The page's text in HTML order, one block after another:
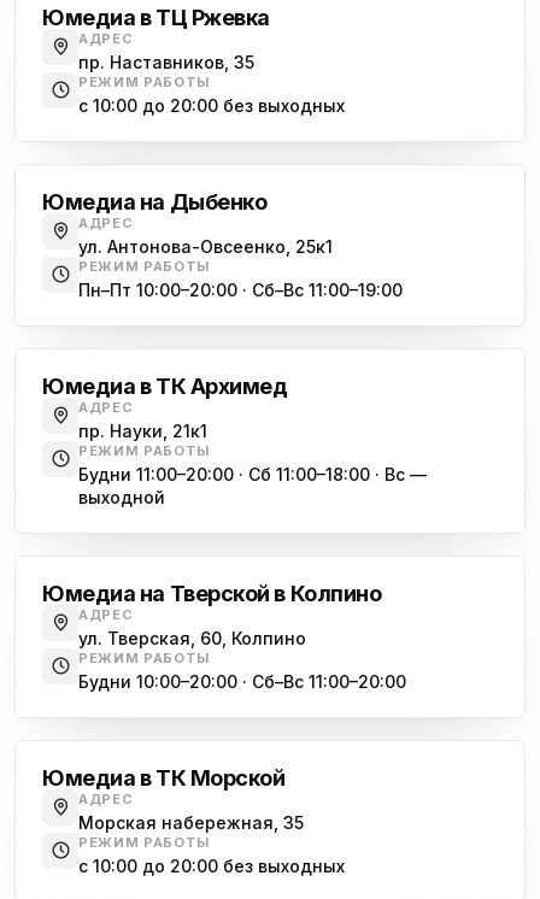
ю
Юмедиа в ТК Юго-Запад
пр. Маршала Жукова, 35-1
Юмедиа на Космонавтов
пр. Космонавтов, 38к4
ю ул. Белы Куна, 24к1
ю
Юмедиа в Купчино
ул. Будапештская, 87-3
Юмедиа Сервис в Колпино
ю
Юмедиа во Всеволожске
пр. Христиновский 28, Всеволожск
Юмедиа в ТЦ Ржевка
АДРЕС
пр. Наставников, 35
РЕЖИМ РАБОТЫ
с 10:00 до 20:00 без выходных
Юмедиа на Дыбенко
АДРЕС
ул. Антонова-Овсеенко, 25к1
РЕЖИМ РАБОТЫ
Пн–Пт 10:00–20:00 · Сб–Вс 11:00–19:00
Юмедиа в ТК Архимед
АДРЕС
пр. Науки, 21к1
РЕЖИМ РАБОТЫ
Будни 11:00–20:00 · Сб 11:00–18:00 · Вс —
выходной
Юмедиа на Тверской в Колпино
АДРЕС
ул. Тверская, 60, Колпино
РЕЖИМ РАБОТЫ
Будни 10:00–20:00 · Сб–Вс 11:00–20:00
Юмедиа в ТК Морской
АДРЕС
Морская набережная, 35
РЕЖИМ РАБОТЫ
с 10:00 до 20:00 без выходных